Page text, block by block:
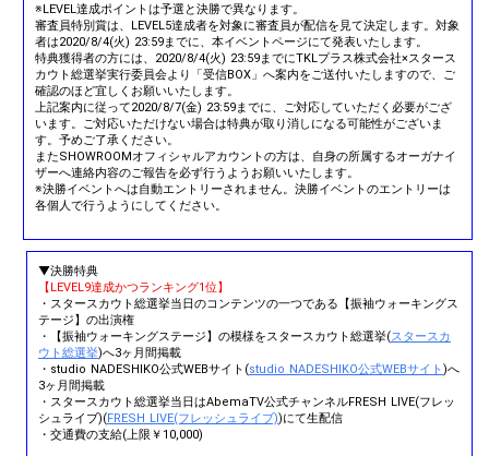
※LEVEL達成ポイントは予選と決勝で異なります。
審査員特別賞は、LEVEL5達成者を対象に審査員が配信を見て決定します。対象
者は2020/8/4(火) 23:59までに、本イベントページにて発表いたします。
特典獲得者の方には、2020/8/4(火) 23:59までにTKLプラス株式会社×スタース
カウト総選挙実行委員会より「受信BOX」へ案内をご送付いたしますので、ご
確認のほど宜しくお願いいたします。
上記案内に従って2020/8/7(金) 23:59までに、ご対応していただく必要がござ
います。ご対応いただけない場合は特典が取り消しになる可能性がございま
す。予めご了承ください。
またSHOWROOMオフィシャルアカウントの方は、自身の所属するオーガナイ
ザーへ連絡内容のご報告を必ず行うようお願いいたします。
※決勝イベントへは自動エントリーされません。決勝イベントのエントリーは
各個人で行うようにしてください。
▼決勝特典
【LEVEL9達成かつランキング1位】
・スタースカウト総選挙当日のコンテンツの一つである【振袖ウォーキングス
テージ】の出演権
・【振袖ウォーキングステージ】の模様をスタースカウト総選挙(スタースカ
ウト総選挙)へ3ヶ月間掲載
・studio NADESHIKO公式WEBサイト(studio NADESHIKO公式WEBサイト)へ
3ヶ月間掲載
・スタースカウト総選挙当日はAbemaTV公式チャンネルFRESH LIVE(フレッ
シュライブ)(FRESH LIVE(フレッシュライブ))にて生配信
・交通費の支給(上限￥10,000)